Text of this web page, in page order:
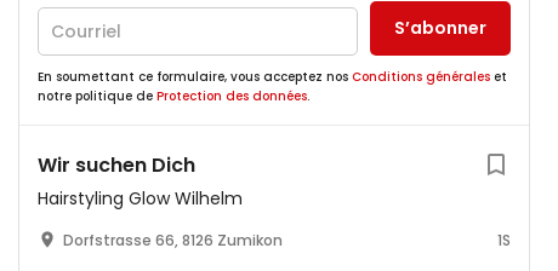
S’abonner
En soumettant ce formulaire, vous acceptez nos Conditions générales et
notre politique de Protection des données.
Wir suchen Dich
Hairstyling Glow Wilhelm
Dorfstrasse 66, 8126 Zumikon 1S